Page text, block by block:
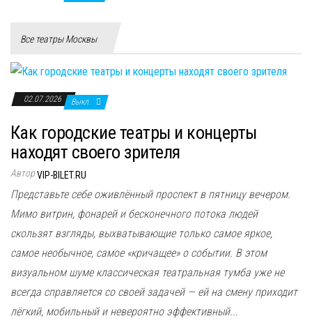
Все театры Москвы
02.07.2026 Выкл.
Как городские театры и концерты
находят своего зрителя
АвторVIP-BILET.RU
Представьте себе оживлённый проспект в пятницу вечером.
Мимо витрин, фонарей и бесконечного потока людей
скользят взгляды, выхватывающие только самое яркое,
самое необычное, самое «кричащее» о событии. В этом
визуальном шуме классическая театральная тумба уже не
всегда справляется со своей задачей — ей на смену приходит
лёгкий, мобильный и невероятно эффективный...